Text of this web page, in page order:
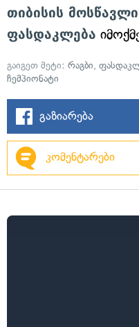
თიბისის
ფასდაკლება
გაიგეთ მეტი: რაგბი,
ჩემპიონატი
გაზიარება
კომენტარები